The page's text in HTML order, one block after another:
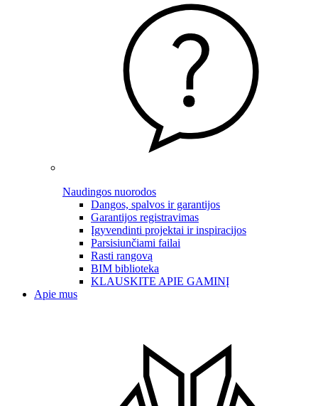
Naudingos nuorodos
Dangos, spalvos ir garantijos
Garantijos registravimas
Įgyvendinti projektai ir inspiracijos
Parsisiunčiami failai
Rasti rangovą
BIM biblioteka
KLAUSKITE APIE GAMINĮ
Apie mus